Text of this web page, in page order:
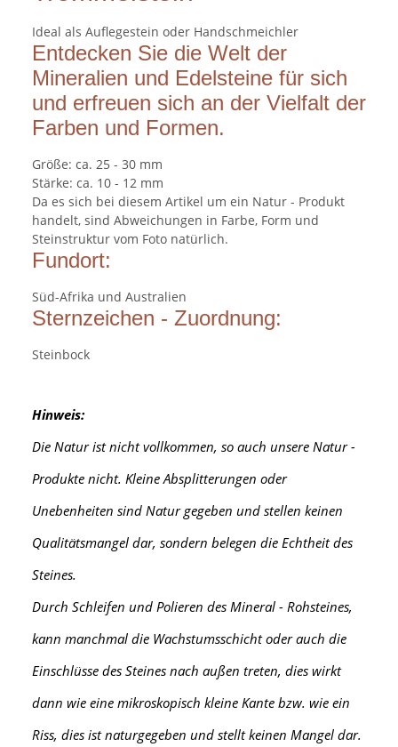
Ideal als Auflegestein oder Handschmeichler
Entdecken Sie die Welt der
Mineralien und Edelsteine für sich
und erfreuen sich an der Vielfalt der
Farben und Formen.
Größe: ca. 25 - 30 mm
Stärke: ca. 10 - 12 mm
Da es sich bei diesem Artikel um ein Natur - Produkt
handelt, sind Abweichungen in Farbe, Form und
Steinstruktur vom Foto natürlich.
Fundort:
Süd-Afrika und Australien
Sternzeichen - Zuordnung:
Steinbock
Hinweis:
Die Natur ist nicht vollkommen, so auch unsere Natur -
Produkte nicht. Kleine Absplitterungen oder
Unebenheiten sind Natur gegeben und stellen keinen
Qualitätsmangel dar, sondern belegen die Echtheit des
Steines.
Durch Schleifen und Polieren des Mineral - Rohsteines,
kann manchmal die Wachstumsschicht oder auch die
Einschlüsse des Steines nach außen treten, dies wirkt
dann wie eine mikroskopisch kleine Kante bzw. wie ein
Riss, dies ist naturgegeben und stellt keinen Mangel dar.